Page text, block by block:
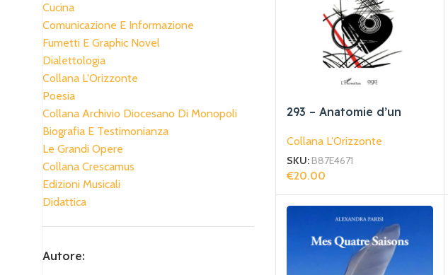
Cucina
Comunicazione E Informazione
Fumetti E Graphic Novel
Dialettologia
Collana L'Orizzonte
Poesia
Collana Archivio Diocesano Di Monopoli
Biografia E Testimonianza
Le Grandi Opere
Collana Crescamus
Edizioni Musicali
Didattica
Autore:
293 – Anatomie d’un
Collana L'Orizzonte
SKU: B87E4671
€20.00